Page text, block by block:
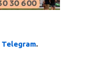
Telegram.